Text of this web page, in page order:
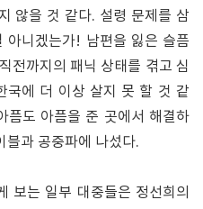
않을 것 같다. 설령 문제를 삼
아니겠는가! 남편을 잃은 슬픔
전까지의 패닉 상태를 겪고 심
국에 더 이상 살지 못 할 것 같
픔도 아픔을 준 곳에서 해결하
블과 공중파에 나섰다.
보는 일부 대중들은 정선희의